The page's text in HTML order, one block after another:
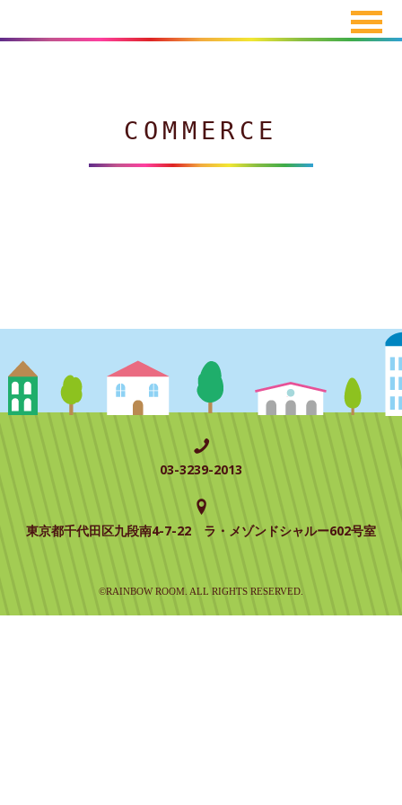
COMMERCE
03-3239-2013
東京都千代田区九段南4-7-22 ラ・メゾンドシャルー602号室
©RAINBOW ROOM. ALL RIGHTS RESERVED.